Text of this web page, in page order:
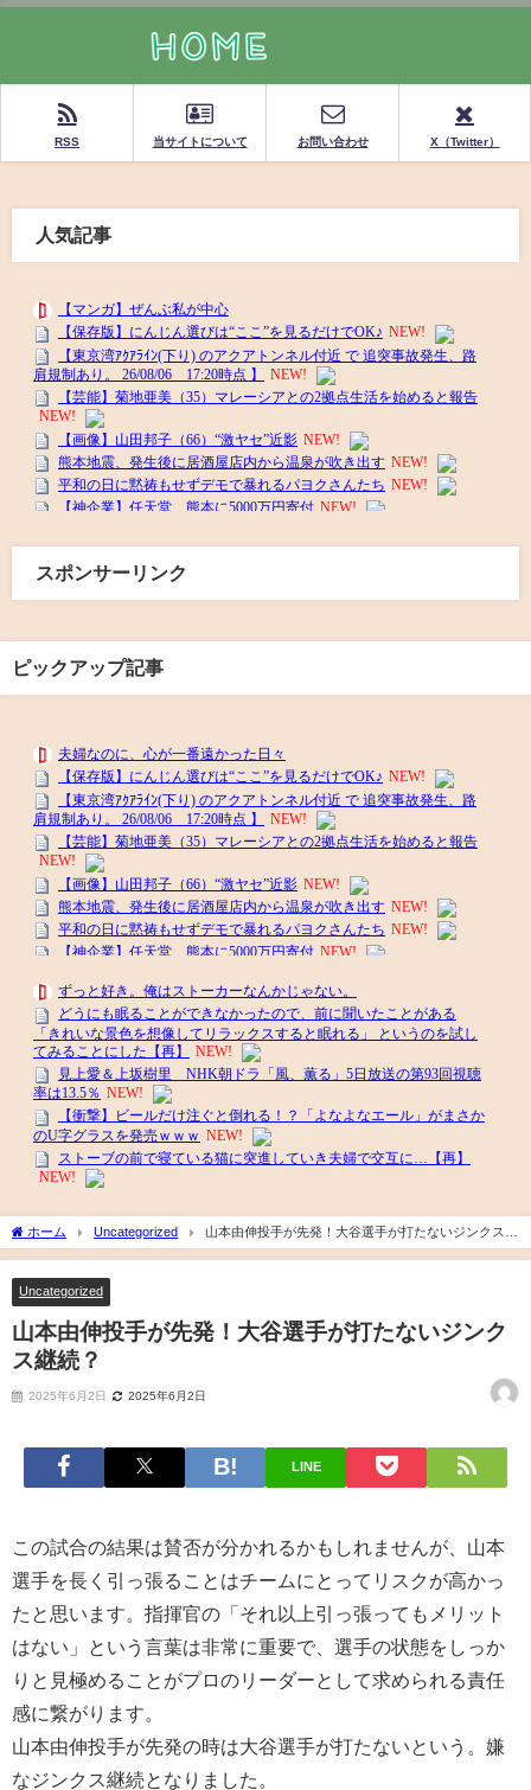
RSS 当サイトについて お問い合わせ X（Twitter）
人気記事
スポンサーリンク
ピックアップ記事
ホーム Uncategorized
山本由伸投手が先発！大谷選手が打たないジンクス継
続？
Uncategorized
山本由伸投手が先発！大谷選手が打たないジンク
ス継続？
2025年6月2日 2025年6月2日
LINE
この試合の結果は賛否が分かれるかもしれませんが、山本
選手を長く引っ張ることはチームにとってリスクが高かっ
たと思います。指揮官の「それ以上引っ張ってもメリット
はない」という言葉は非常に重要で、選手の状態をしっか
りと見極めることがプロのリーダーとして求められる責任
感に繋がります。
山本由伸投手が先発の時は大谷選手が打たないという。嫌
なジンクス継続となりました。